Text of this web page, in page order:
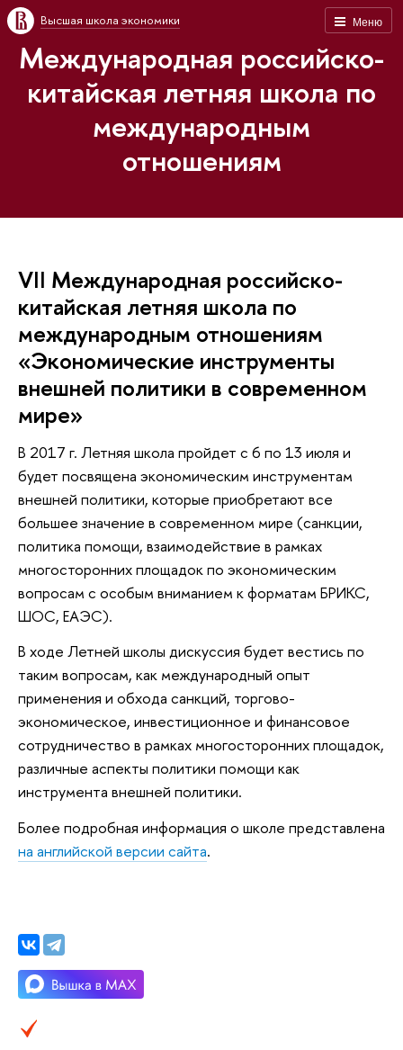
Меню
Высшая школа экономики
Международная российско-
китайская летняя школа по
международным
отношениям
VII Международная российско-
китайская летняя школа по
международным отношениям
«Экономические инструменты
внешней политики в современном
мире»
В 2017 г. Летняя школа пройдет с 6 по 13 июля и
будет посвящена экономическим инструментам
внешней политики, которые приобретают все
большее значение в современном мире (санкции,
политика помощи, взаимодействие в рамках
многосторонних площадок по экономическим
вопросам с особым вниманием к форматам БРИКС,
ШОС, ЕАЭС).
В ходе Летней школы дискуссия будет вестись по
таким вопросам, как международный опыт
применения и обхода санкций, торгово-
экономическое, инвестиционное и финансовое
сотрудничество в рамках многосторонних площадок,
различные аспекты политики помощи как
инструмента внешней политики.
Более подробная информация о школе представлена
на английской версии сайта.